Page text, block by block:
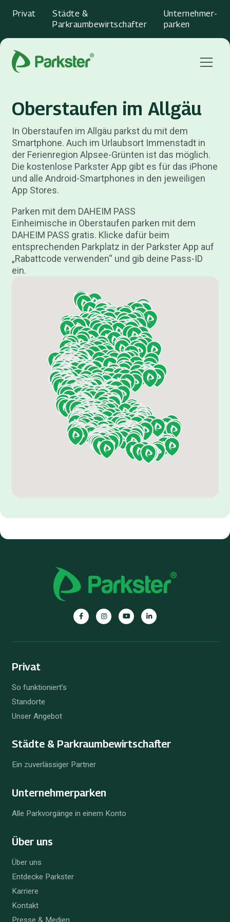
Privat
Städte &
Parkraumbewirtschafter
Unternehmer­
parken
Menu
Oberstaufen im Allgäu
In Oberstaufen im Allgäu parkst du mit dem
Smartphone. Auch im Urlaubsort Immenstadt in
der Ferienregion Alpsee-Grünten ist das möglich.
Die kostenlose Parkster App gibt es für das iPhone
und alle Android-Smartphones in den jeweiligen
App Stores.
Parken mit dem DAHEIM PASS
Einheimische in Oberstaufen parken mit dem
DAHEIM PASS gratis. Klicke dafür beim
entsprechenden Parkplatz in der Parkster App auf
„Rabattcode verwenden“ und gib deine Pass-ID
ein.
Privat
So funktioniert’s
Standorte
Unser Angebot
Städte & Parkraum­bewirtschafter
Ein zuverlässiger Partner
Unternehmer­parken
Alle Parkvorgänge in einem Konto
Über uns
Über uns
Entdecke Parkster
Karriere
Kontakt
Presse & Medien